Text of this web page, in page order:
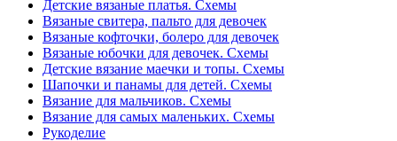
Детские вязаные платья. Схемы
Вязаные свитера, пальто для девочек
Вязаные кофточки, болеро для девочек
Вязаные юбочки для девочек. Схемы
Детские вязание маечки и топы. Схемы
Шапочки и панамы для детей. Схемы
Вязание для мальчиков. Схемы
Вязание для самых маленьких. Схемы
Рукоделие